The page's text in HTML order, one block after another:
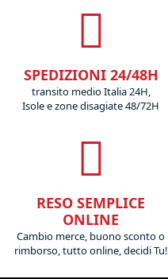
SPEDIZIONI 24/48H
transito medio Italia 24H,
Isole e zone disagiate 48/72H
RESO SEMPLICE
ONLINE
Cambio merce, buono sconto o
rimborso, tutto online, decidi Tu!